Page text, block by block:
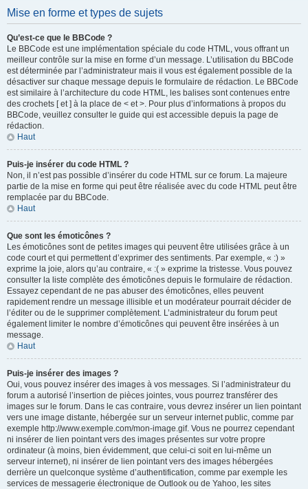
Mise en forme et types de sujets
Qu’est-ce que le BBCode ?
Le BBCode est une implémentation spéciale du code HTML, vous offrant un
meilleur contrôle sur la mise en forme d’un message. L’utilisation du BBCode
est déterminée par l’administrateur mais il vous est également possible de la
désactiver sur chaque message depuis le formulaire de rédaction. Le BBCode
est similaire à l’architecture du code HTML, les balises sont contenues entre
des crochets [ et ] à la place de < et >. Pour plus d’informations à propos du
BBCode, veuillez consulter le guide qui est accessible depuis la page de
rédaction.
Haut
Puis-je insérer du code HTML ?
Non, il n’est pas possible d’insérer du code HTML sur ce forum. La majeure
partie de la mise en forme qui peut être réalisée avec du code HTML peut être
remplacée par du BBCode.
Haut
Que sont les émoticônes ?
Les émoticônes sont de petites images qui peuvent être utilisées grâce à un
code court et qui permettent d’exprimer des sentiments. Par exemple, « :) »
exprime la joie, alors qu’au contraire, « :( » exprime la tristesse. Vous pouvez
consulter la liste complète des émoticônes depuis le formulaire de rédaction.
Essayez cependant de ne pas abuser des émoticônes, elles peuvent
rapidement rendre un message illisible et un modérateur pourrait décider de
l’éditer ou de le supprimer complètement. L’administrateur du forum peut
également limiter le nombre d’émoticônes qui peuvent être insérées à un
message.
Haut
Puis-je insérer des images ?
Oui, vous pouvez insérer des images à vos messages. Si l’administrateur du
forum a autorisé l’insertion de pièces jointes, vous pourrez transférer des
images sur le forum. Dans le cas contraire, vous devrez insérer un lien pointant
vers une image distante, hébergée sur un serveur internet public, comme par
exemple http://www.exemple.com/mon-image.gif. Vous ne pourrez cependant
ni insérer de lien pointant vers des images présentes sur votre propre
ordinateur (à moins, bien évidemment, que celui-ci soit en lui-même un
serveur internet), ni insérer de lien pointant vers des images hébergées
derrière un quelconque système d’authentification, comme par exemple les
services de messagerie électronique de Outlook ou de Yahoo, les sites